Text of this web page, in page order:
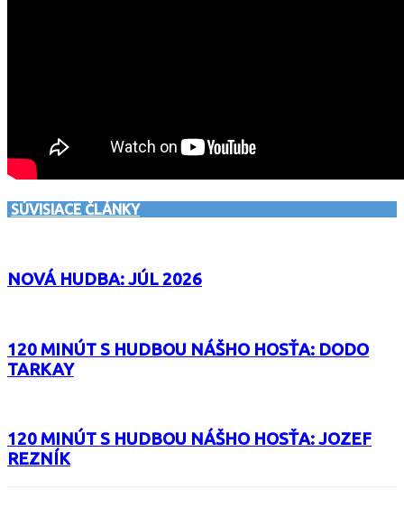
SÚVISIACE ČLÁNKY
NOVÁ HUDBA: JÚL 2026
120 MINÚT S HUDBOU NÁŠHO HOSŤA: DODO
TARKAY
120 MINÚT S HUDBOU NÁŠHO HOSŤA: JOZEF
REZNÍK